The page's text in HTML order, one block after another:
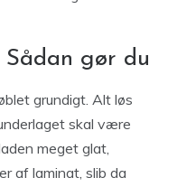
gør du
grundigt. Alt løs
skal være
meget glat,
af laminat, slib da